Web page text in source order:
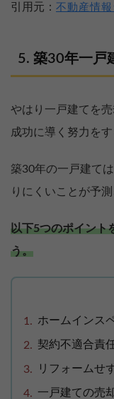
引用元： 不動産情
築30年一戸
やはり一戸建てを
成功に導く努力を
築30年の一戸建て
りにくいことが予測
以下5つのポイント
う。
ホームインス
契約不適合責
リフォームせ
一戸建ての売